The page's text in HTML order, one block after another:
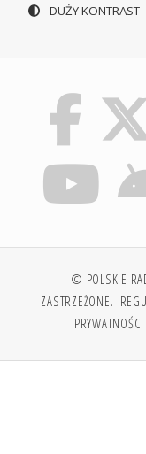
DUŻY KONTRAST
© POLSKIE
ZASTRZEŻONE.
PRYWATNOŚCI